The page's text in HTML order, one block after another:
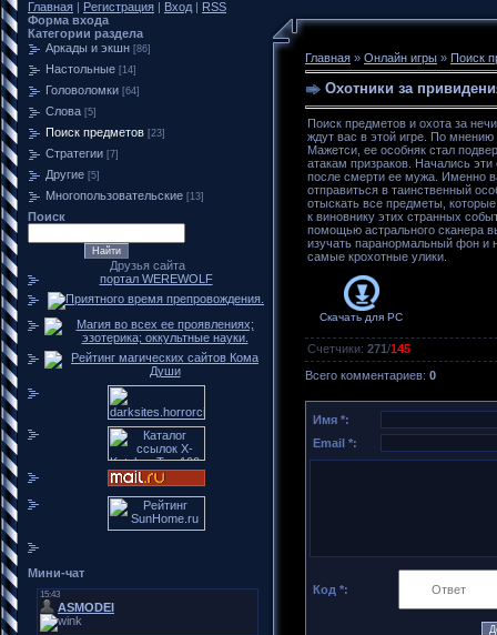
Главная | Регистрация | Вход | RSS
Форма входа
Категории раздела
Аркады и экшн [86]
Настольные [14]
Головоломки [64]
Слова [5]
Поиск предметов [23]
Стратегии [7]
Другие [5]
Многопользовательские [13]
Поиск
Друзья сайта
портал WEREWOLF
Мини-чат
Главная » Онлайн игры » Поиск
Охотники за
Поиск предметов и охота за
ждут вас в этой игре. По
Мажетси, ее особняк стал
атакам призраков. Начались эти
после смерти ее мужа. Именно
отправиться в таинственный
отыскать все предметы,
к виновнику этих странных
помощью астрального сканера
изучать паранормальный фон и
самые крохотные улики.
Скачать для PC
Счетчики: 271 /145
Всего комментариев: 0
Имя *:
Email *:
Код *: